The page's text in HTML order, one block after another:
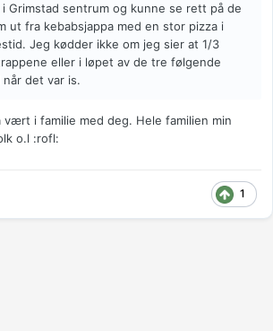
Grimstad sentrum og kunne se rett på de
ut fra kebabsjappa med en stor pizza i
Jeg kødder ikke om jeg sier at 1/3
eller i løpet av de tre følgende
det var is.
vært i familie med deg. Hele familien min
o.l :rofl:
1